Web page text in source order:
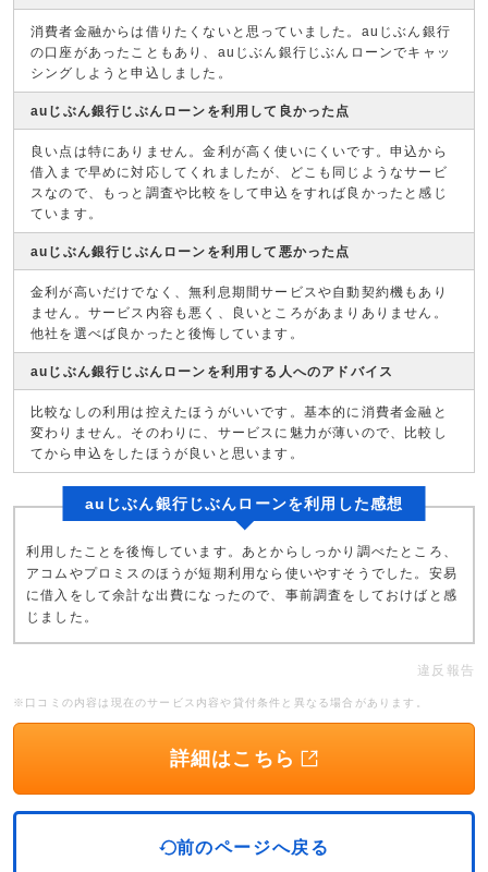
消費者金融からは借りたくないと思っていました。auじぶん銀行
の口座があったこともあり、auじぶん銀行じぶんローンでキャッ
シングしようと申込しました。
auじぶん銀行じぶんローンを利用して良かった点
良い点は特にありません。金利が高く使いにくいです。申込から
借入まで早めに対応してくれましたが、どこも同じようなサービ
スなので、もっと調査や比較をして申込をすれば良かったと感じ
ています。
auじぶん銀行じぶんローンを利用して悪かった点
金利が高いだけでなく、無利息期間サービスや自動契約機もあり
ません。サービス内容も悪く、良いところがあまりありません。
他社を選べば良かったと後悔しています。
auじぶん銀行じぶんローンを利用する人へのアドバイス
比較なしの利用は控えたほうがいいです。基本的に消費者金融と
変わりません。そのわりに、サービスに魅力が薄いので、比較し
てから申込をしたほうが良いと思います。
auじぶん銀行じぶんローンを利用した感想
利用したことを後悔しています。あとからしっかり調べたところ、
アコムやプロミスのほうが短期利用なら使いやすそうでした。安易
に借入をして余計な出費になったので、事前調査をしておけばと感
じました。
違反報告
※口コミの内容は現在のサービス内容や貸付条件と異なる場合があります。
詳細はこちら
前のページへ戻る